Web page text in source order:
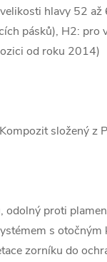
hlavy 52
pásků), H2:
od roku 2014)
složený z
proti
s
zorníku do